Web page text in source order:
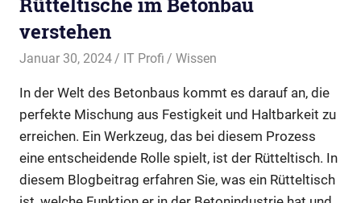
verstehen
Januar 30, 2024 IT Profi Wissen
In der Welt des Betonbaus kommt es darauf an, die
perfekte Mischung aus Festigkeit und Haltbarkeit zu
erreichen. Ein Werkzeug, das bei diesem Prozess
eine entscheidende Rolle spielt, ist der Rütteltisch. In
diesem Blogbeitrag erfahren Sie, was ein Rütteltisch